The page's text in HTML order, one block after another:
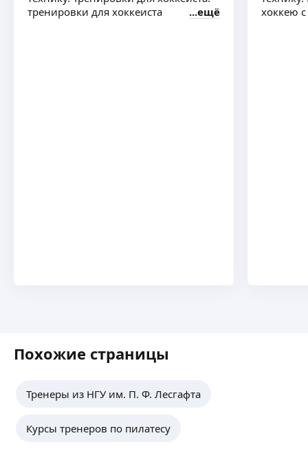
тренировки для хоккеиста
ещё
хоккею
Похожие страницы
Тренеры из НГУ им. П. Ф. Лесгафта
Курсы тренеров по пилатесу